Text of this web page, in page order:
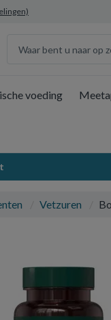
voeding
Vetzuren